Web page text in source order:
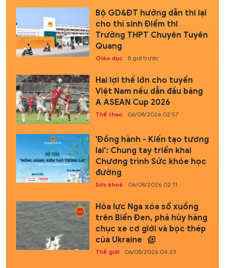
Bộ GD&ĐT hướng dẫn thi lại
cho thí sinh Điểm thi
Trường THPT Chuyên Tuyên
Quang
Giáo dục 8 giờ trước
Hai lợi thế lớn cho tuyển
Việt Nam nếu dẫn đầu bảng
A ASEAN Cup 2026
Thể thao 06/08/2026 02:57
'Đồng hành - Kiến tạo tương
lai': Chung tay triển khai
Chương trình Sức khỏe học
đường
Sức khoẻ 06/08/2026 02:11
Hỏa lực Nga xóa sổ xuồng
trên Biển Đen, phá hủy hàng
chục xe cơ giới và bọc thép
của Ukraine
Thế giới 06/08/2026 04:23